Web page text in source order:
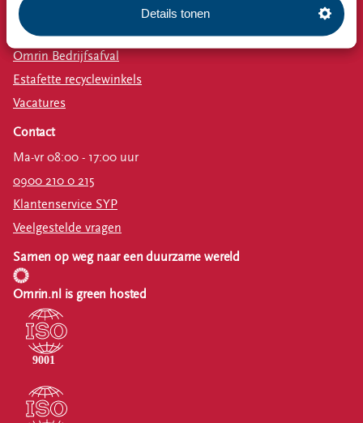
Details tonen
Nieuws
Emissiecijfers
Omrin Bedrijfsafval
Estafette recyclewinkels
Vacatures
Contact
Ma-vr 08:00 - 17:00 uur
0900 210 0 215
Klantenservice SYP
Veelgestelde vragen
Samen op weg naar een duurzame wereld
Omrin.nl is green hosted